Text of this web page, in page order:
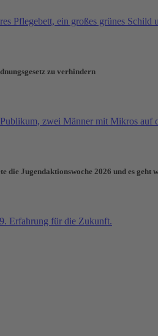
zu verhindern
die Jugendaktionswoche 2026 und es geht